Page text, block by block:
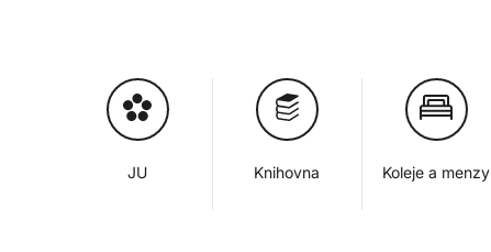
JU Knihovna Koleje a menzy